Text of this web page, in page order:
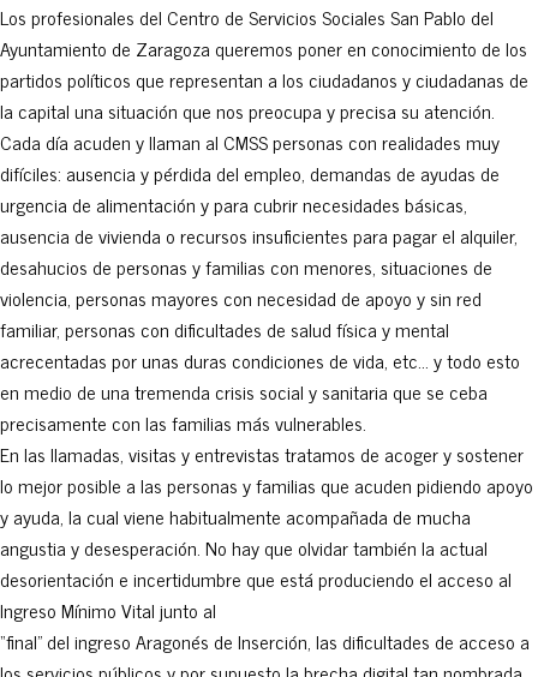
Los profesionales del Centro de Servicios Sociales San Pablo del
Ayuntamiento de Zaragoza queremos poner en conocimiento de los
partidos políticos que representan a los ciudadanos y ciudadanas de
la capital una situación que nos preocupa y precisa su atención.
Cada día acuden y llaman al CMSS personas con realidades muy
difíciles: ausencia y pérdida del empleo, demandas de ayudas de
urgencia de alimentación y para cubrir necesidades básicas,
ausencia de vivienda o recursos insuficientes para pagar el alquiler,
desahucios de personas y familias con menores, situaciones de
violencia, personas mayores con necesidad de apoyo y sin red
familiar, personas con dificultades de salud física y mental
acrecentadas por unas duras condiciones de vida, etc… y todo esto
en medio de una tremenda crisis social y sanitaria que se ceba
precisamente con las familias más vulnerables.
En las llamadas, visitas y entrevistas tratamos de acoger y sostener
lo mejor posible a las personas y familias que acuden pidiendo apoyo
y ayuda, la cual viene habitualmente acompañada de mucha
angustia y desesperación. No hay que olvidar también la actual
desorientación e incertidumbre que está produciendo el acceso al
Ingreso Mínimo Vital junto al
“final” del ingreso Aragonés de Inserción, las dificultades de acceso a